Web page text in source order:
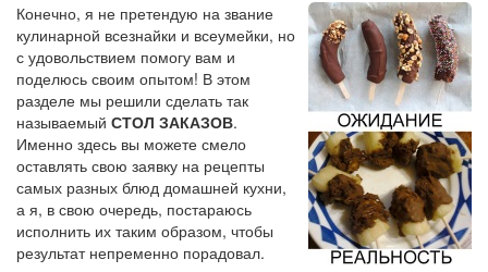
Конечно, я не претендую на звание
кулинарной всезнайки и всеумейки, но
с удовольствием помогу вам и
поделюсь своим опытом! В этом
разделе мы решили сделать так
называемый СТОЛ ЗАКАЗОВ.
Именно здесь вы можете смело
оставлять свою заявку на рецепты
самых разных блюд домашней кухни,
а я, в свою очередь, постараюсь
исполнить их таким образом, чтобы
результат непременно порадовал.